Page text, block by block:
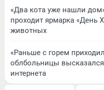
«Два кота уже нашли
проходит ярмарка «День
животных
«Раньше с горем
облбольницы
интернета